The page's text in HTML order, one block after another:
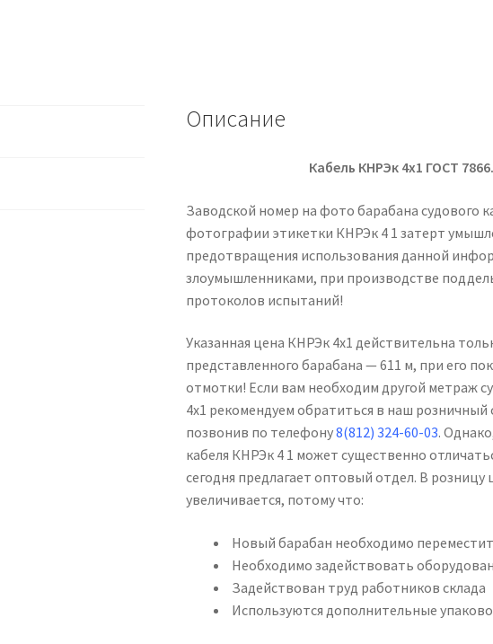
Описание
Кабель КНРЭк 4х1 ГОСТ
Заводской номер на фото барабана судового
фотографии этикетки КНРЭк 4 1 затерт
предотвращения использования данной
злоумышленниками, при производстве
протоколов испытаний!
Указанная цена КНРЭк 4х1 действительна
представленного барабана — 611 м, при его
отмотки! Если вам необходим другой метраж
4х1 рекомендуем обратиться в наш
позвонив по телефону8(812) 324-60-03.
кабеля КНРЭк 4 1 может существенно
сегодня предлагает оптовый отдел. В розницу
увеличивается, потому что:
Новый барабан необходимо
Необходимо задействовать
Задействован труд работников склада
Используются дополнительные